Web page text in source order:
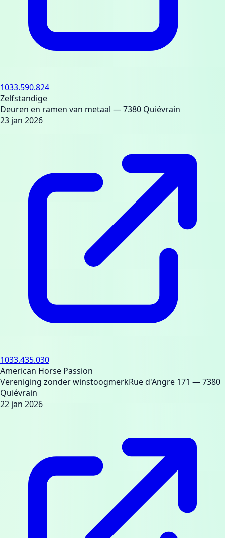
1033.590.824
Zelfstandige
Deuren en ramen van metaal — 7380 Quiévrain
23 jan 2026
1033.435.030
American Horse Passion
Vereniging zonder winstoogmerkRue d'Angre 171 — 7380
Quiévrain
22 jan 2026